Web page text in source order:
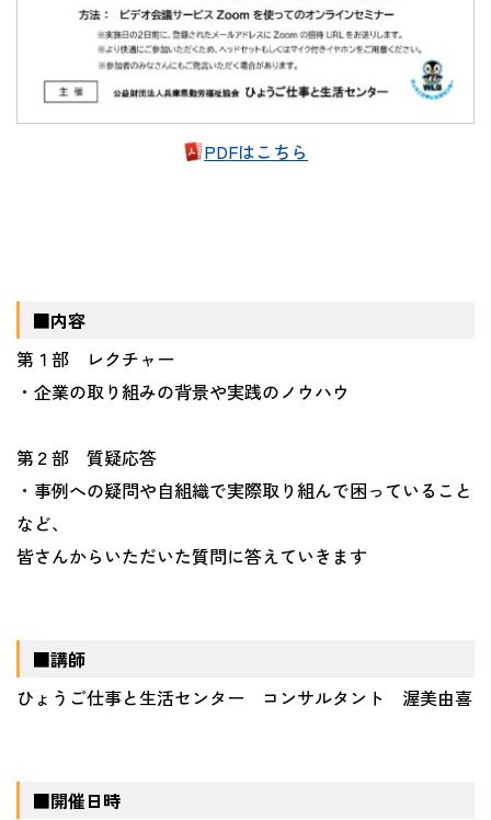
PDFはこちら
■内容
第１部 レクチャー
・企業の取り組みの背景や実践のノウハウ
第２部 質疑応答
・事例への疑問や自組織で実際取り組んで困っていること
など、
皆さんからいただいた質問に答えていきます
■講師
ひょうご仕事と生活センター コンサルタント 渥美由喜
■開催日時